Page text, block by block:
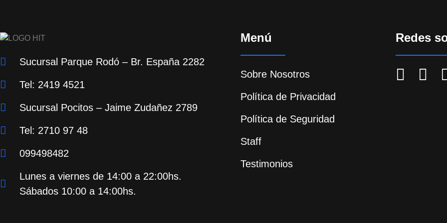
Sucursal Parque Rodó – Br. España 2282
Tel: 2419 4521
Sucursal Pocitos – Jaime Zudañez 2789
Tel: 2710 97 48
099498482
Lunes a viernes de 14:00 a 22:00hs.
Sábados 10:00 a 14:00hs.
Menú
Sobre Nosotros
Política de Privacidad
Política de Seguridad
Staff
Testimonios
Redes